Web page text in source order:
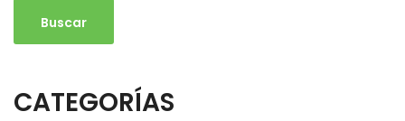
CATEGORÍAS